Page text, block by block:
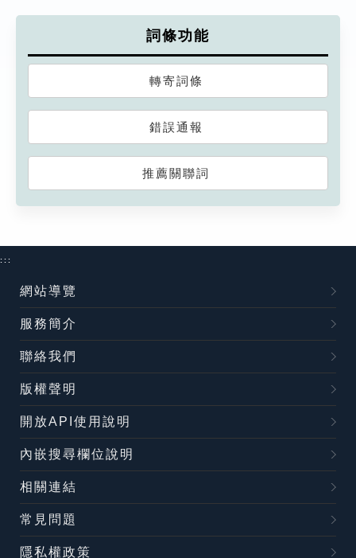
詞條功能
轉寄詞條
錯誤通報
推薦關聯詞
:::
網站導覽
服務簡介
聯絡我們
版權聲明
開放API使用說明
內嵌搜尋欄位說明
相關連結
常見問題
隱私權政策